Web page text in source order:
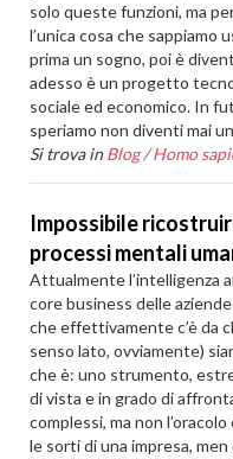
solo queste funzioni, ma
l’unica cosa che sappiamo
prima un sogno, poi è
adesso è un progetto
sociale ed economico. In
speriamo non diventi mai
Si trova in Blog /Homo
Impossibile
processi mentali
Attualmente l’intelligenza
core business delle
che effettivamente c’è da
senso lato, ovviamente)
che è: uno strumento,
di vista e in grado di
complessi, ma non
le sorti di una impresa,